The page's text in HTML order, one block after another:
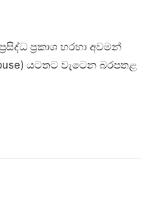
ප්‍රකාශ හරහා අවමන්
යටතට වැටෙන බරපතළ